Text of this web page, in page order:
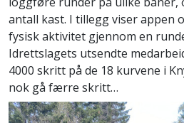
antall kast. I tillegg viser appen
fysisk aktivitet gjennom en
Idrettslagets utsendte
4000 skritt på de 18 kurvene i
nok gå færre skritt…